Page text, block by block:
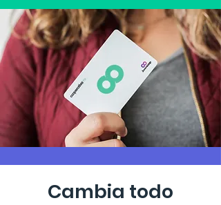
Cambia todo